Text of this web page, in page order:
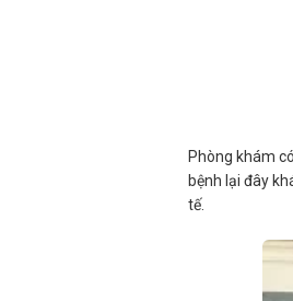
Phòng khám
bệnh lại đây
tế.